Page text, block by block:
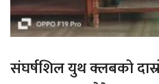
संघर्षशिल युथ क्लबको